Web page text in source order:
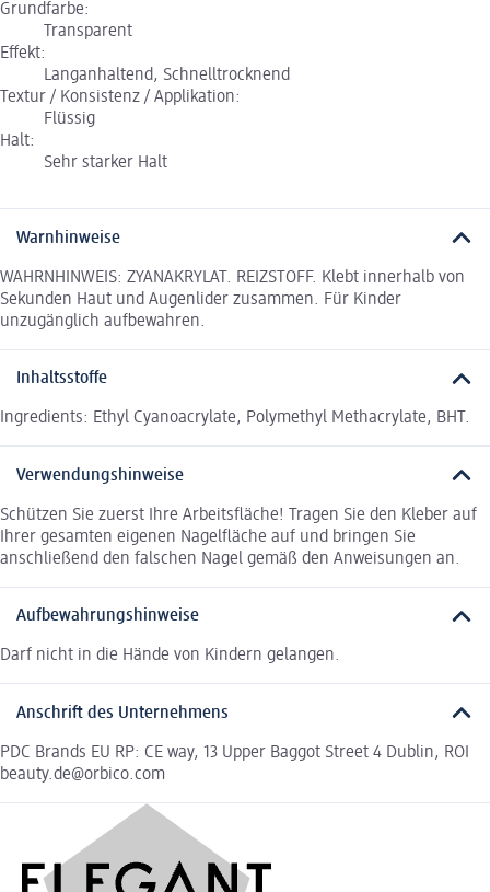
Grundfarbe:
Transparent
Effekt:
Langanhaltend, Schnelltrocknend
Textur / Konsistenz / Applikation:
Flüssig
Halt:
Sehr starker Halt
Warnhinweise
WAHRNHINWEIS: ZYANAKRYLAT. REIZSTOFF. Klebt innerhalb von
Sekunden Haut und Augenlider zusammen. Für Kinder
unzugänglich aufbewahren.
Inhaltsstoffe
Ingredients: Ethyl Cyanoacrylate, Polymethyl Methacrylate, BHT.
Verwendungshinweise
Schützen Sie zuerst Ihre Arbeitsfläche! Tragen Sie den Kleber auf
Ihrer gesamten eigenen Nagelfläche auf und bringen Sie
anschließend den falschen Nagel gemäß den Anweisungen an.
Aufbewahrungshinweise
Darf nicht in die Hände von Kindern gelangen.
Anschrift des Unternehmens
PDC Brands EU RP: CE way, 13 Upper Baggot Street 4 Dublin, ROI
beauty.de@orbico.com